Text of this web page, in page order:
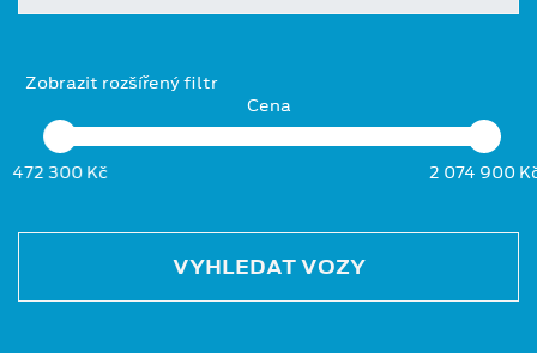
Zobrazit rozšířený filtr
Cena
472 300 Kč 2 074 900
VYHLEDAT VOZY